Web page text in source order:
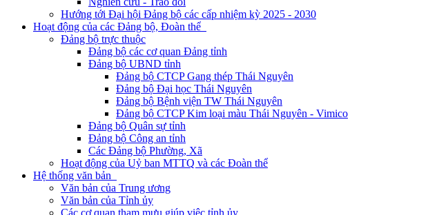
Hướng tới Đại hội Đảng bộ các cấp nhiệm kỳ 2025 - 2030
Hoạt động của các Đảng bộ, Đoàn thể
Đảng bộ trực thuộc
Đảng bộ các cơ quan Đảng tỉnh
Đảng bộ UBND tỉnh
Đảng bộ CTCP Gang thép Thái Nguyên
Đảng bộ Đại học Thái Nguyên
Đảng bộ Bệnh viện TW Thái Nguyên
Đảng bộ CTCP Kim loại màu Thái Nguyên - Vimico
Đảng bộ Quân sự tỉnh
Đảng bộ Công an tỉnh
Các Đảng bộ Phường, Xã
Hoạt động của Uỷ ban MTTQ và các Đoàn thể
Hệ thống văn bản
Văn bản của Trung ương
Văn bản của Tỉnh ủy
Các cơ quan tham mưu giúp việc tỉnh ủy